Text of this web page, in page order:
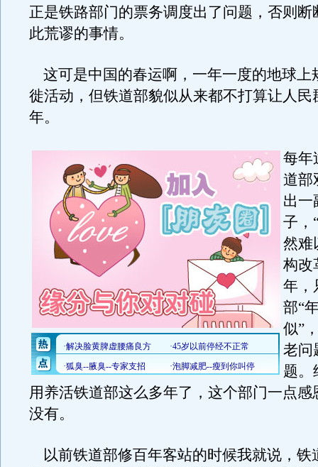
正是铁路部门的票务调度出了问题，否则断
此荒谬的事情。
这可是中国的春运啊，一年一度的地球上
徙活动，但铁道部貌似从来都不打算让人民
年。
每年
道部
出一
子，
然难
构改
年，
部“
似”
老问
题。
用养活铁道部这么多年了，这个部门一点感
没有。
以前铁道部修百年客站的时候我就说，铁